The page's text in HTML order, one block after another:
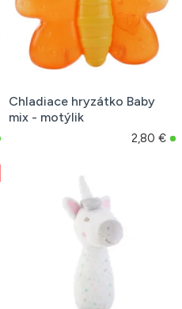
Chladiace hryzátko Baby
mix - motýlik
2,80 €